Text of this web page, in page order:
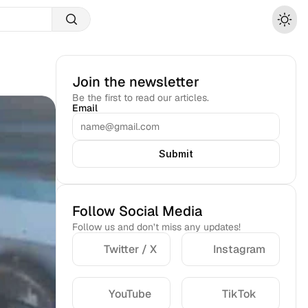
Join the newsletter
Be the first to read our articles.
Email
Submit
Follow Social Media
Follow us and don’t miss any updates!
Twitter / X Instagram
YouTube TikTok